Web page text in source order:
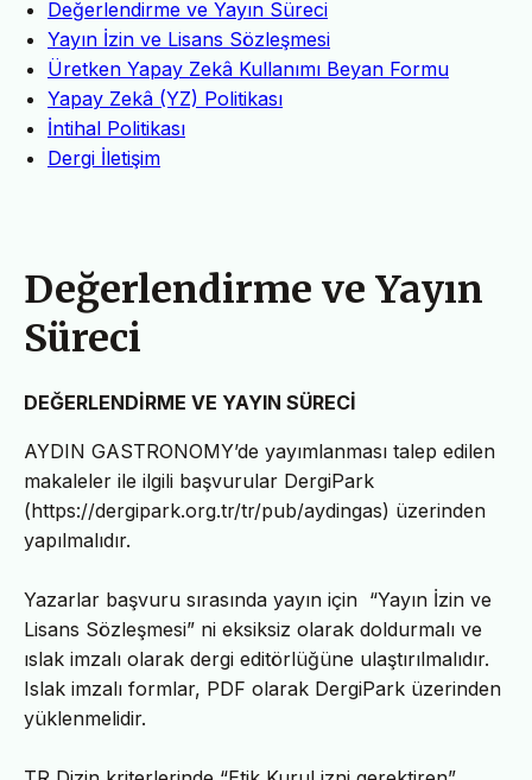
Değerlendirme ve Yayın Süreci
Yayın İzin ve Lisans Sözleşmesi
Üretken Yapay Zekâ Kullanımı Beyan Formu
Yapay Zekâ (YZ) Politikası
İntihal Politikası
Dergi İletişim
Değerlendirme ve Yayın
Süreci
DEĞERLENDİRME VE YAYIN SÜRECİ
AYDIN GASTRONOMY’de yayımlanması talep edilen
makaleler ile ilgili başvurular DergiPark
(https://dergipark.org.tr/tr/pub/aydingas) üzerinden
yapılmalıdır.
Yazarlar başvuru sırasında yayın için “Yayın İzin ve
Lisans Sözleşmesi” ni eksiksiz olarak doldurmalı ve
ıslak imzalı olarak dergi editörlüğüne ulaştırılmalıdır.
Islak imzalı formlar, PDF olarak DergiPark üzerinden
yüklenmelidir.